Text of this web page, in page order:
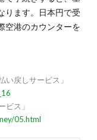
ります。日本円で受
空港のカウンターを
い戻しサービス」
ビス」
05.html